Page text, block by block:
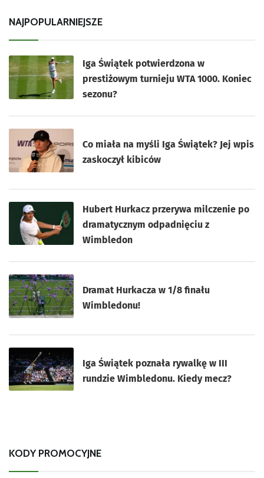
NAJPOPULARNIEJSZE
Iga Świątek potwierdzona w
prestiżowym turnieju WTA 1000. Koniec
sezonu?
Co miała na myśli Iga Świątek? Jej wpis
zaskoczył kibiców
Hubert Hurkacz przerywa milczenie po
dramatycznym odpadnięciu z
Wimbledon
Dramat Hurkacza w 1/8 finału
Wimbledonu!
Iga Świątek poznała rywalkę w III
rundzie Wimbledonu. Kiedy mecz?
KODY PROMOCYJNE